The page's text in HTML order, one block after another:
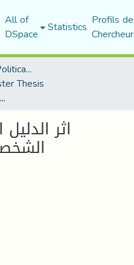
All of
DSpace Statistics Profils
Faculty of Law and Political Science
Thesis
اثر الدليل العلمي في الاقتناع الشخصي للقاضي الجزائي
اثر